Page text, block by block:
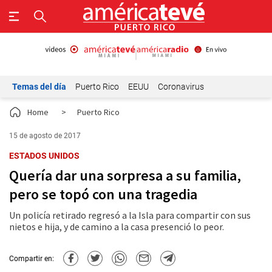
Temas del día Puerto Rico EEUU Coronavirus
Home > Puerto Rico
15 de agosto de 2017
ESTADOS UNIDOS
Quería dar una sorpresa a su familia,
pero se topó con una tragedia
Un policía retirado regresó a la Isla para compartir con sus
nietos e hija, y de camino a la casa presenció lo peor.
Compartir en: